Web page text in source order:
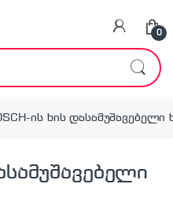
0
ის ხის დასამუშავებელი